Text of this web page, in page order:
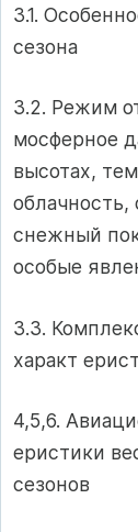
3.1.
сезона
3.2. Режим
мосферное
высотах,
облачность,
снежный
особые
3.3.
характ
4,5,6.
еристики
сезонов